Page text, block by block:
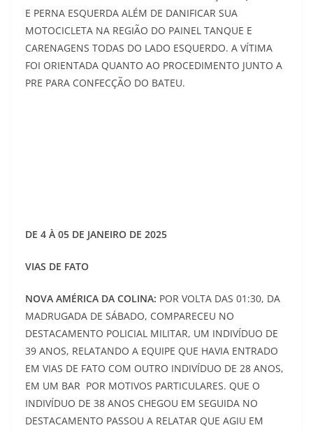
E PERNA ESQUERDA ALÉM DE DANIFICAR SUA
MOTOCICLETA NA REGIÃO DO PAINEL TANQUE E
CARENAGENS TODAS DO LADO ESQUERDO. A VÍTIMA
FOI ORIENTADA QUANTO AO PROCEDIMENTO JUNTO A
PRE PARA CONFECÇÃO DO BATEU.
DE 4 À 05 DE JANEIRO DE 2025
VIAS DE FATO
NOVA AMÉRICA DA COLINA: POR VOLTA DAS 01:30, DA
MADRUGADA DE SÁBADO, COMPARECEU NO
DESTACAMENTO POLICIAL MILITAR, UM INDIVÍDUO DE
39 ANOS, RELATANDO A EQUIPE QUE HAVIA ENTRADO
EM VIAS DE FATO COM OUTRO INDIVÍDUO DE 28 ANOS,
EM UM BAR POR MOTIVOS PARTICULARES. QUE O
INDIVÍDUO DE 38 ANOS CHEGOU EM SEGUIDA NO
DESTACAMENTO PASSOU A RELATAR QUE AGIU EM